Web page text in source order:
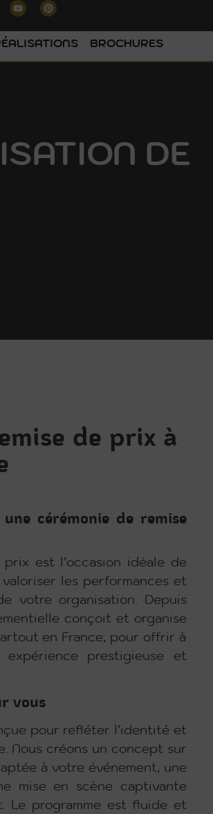
BROCHURES
DE
de prix à
cérémonie de remise
est l’occasion idéale de
les performances et
votre organisation. Depuis
conçoit et organise
en France, pour offrir à
prestigieuse et
vous
pour refléter l’identité et
Nous créons un concept sur
à votre événement, une
mise en scène captivante
Le programme est fluide et